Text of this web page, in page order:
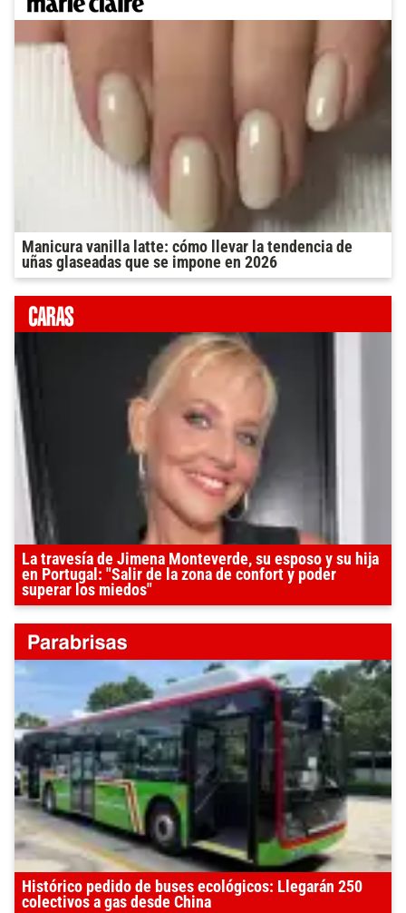
Manicura vanilla latte: cómo llevar la tendencia de
uñas glaseadas que se impone en 2026
La travesía de Jimena Monteverde, su esposo y su hija
en Portugal: "Salir de la zona de confort y poder
superar los miedos"
Histórico pedido de buses ecológicos: Llegarán 250
colectivos a gas desde China